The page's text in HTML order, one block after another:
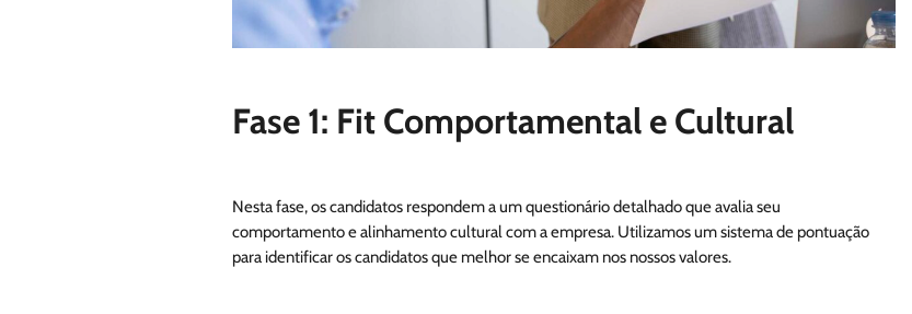
Fase 1: Fit Comportamental e Cultural
Nesta fase, os candidatos respondem a um questionário detalhado que avalia seu
comportamento e alinhamento cultural com a empresa. Utilizamos um sistema de pontuação
para identificar os candidatos que melhor se encaixam nos nossos valores.